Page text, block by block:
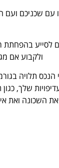
שכניכם ועם
לסייע
ולקבוע אם
תלויה
שלך,
את השכונה ואת